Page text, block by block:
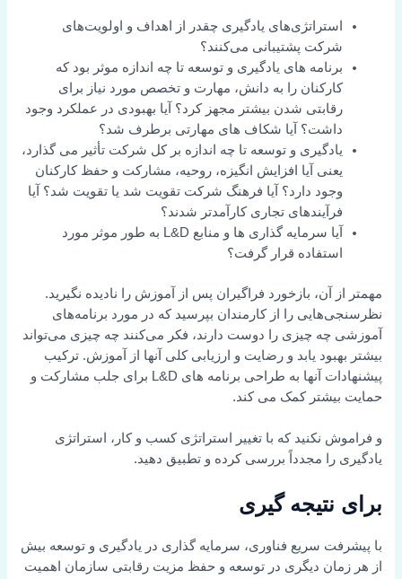
استراتژی‌های یادگیری چقدر از اهداف و اولویت‌های
شرکت پشتیبانی می‌کنند؟
برنامه های یادگیری و توسعه تا چه اندازه موثر بود که
کارکنان را به دانش، مهارت و تخصص مورد نیاز برای
رقابتی شدن بیشتر مجهز کرد؟ آیا بهبودی در عملکرد وجود
داشت؟ آیا شکاف های مهارتی برطرف شد؟
یادگیری و توسعه تا چه اندازه بر کل شرکت تأثیر می گذارد،
یعنی آیا افزایش انگیزه، روحیه، مشارکت و حفظ کارکنان
وجود دارد؟ آیا فرهنگ شرکت تقویت شد یا تقویت شد؟ آیا
فرآیندهای تجاری کارآمدتر شدند؟
آیا سرمایه گذاری ها و منابع L&D به طور موثر مورد
استفاده قرار گرفت؟
مهمتر از آن، بازخورد فراگیران پس از آموزش را نادیده نگیرید.
نظرسنجی‌هایی را از کارمندان بپرسید که در مورد برنامه‌های
آموزشی چه چیزی را دوست دارند، فکر می‌کنند چه چیزی می‌تواند
بیشتر بهبود یابد و رضایت و ارزیابی کلی آنها از آموزش. ترکیب
پیشنهادات آنها به طراحی برنامه های L&D برای جلب مشارکت و
حمایت بیشتر کمک می کند.
و فراموش نکنید که با تغییر استراتژی کسب و کار، استراتژی
یادگیری را مجدداً بررسی کرده و تطبیق دهید.
برای نتیجه گیری
با پیشرفت سریع فناوری، سرمایه گذاری در یادگیری و توسعه بیش
از هر زمان دیگری در توسعه و حفظ مزیت رقابتی سازمان اهمیت